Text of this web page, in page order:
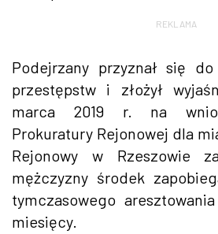
REKLAMA
Podejrzany przyznał się
przestępstw i złożył
marca 2019 r. na
Prokuratury Rejonowej dla
Rejonowy w Rzeszowie
mężczyzny środek
tymczasowego
miesięcy.